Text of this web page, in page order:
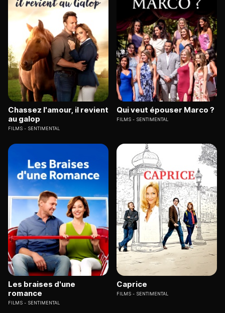
Chassez l'amour, il revient
au galop
FILMS SENTIMENTAL
Qui veut épouser Marco ?
FILMS SENTIMENTAL
Les braises d'une
romance
FILMS SENTIMENTAL
Caprice
FILMS SENTIMENTAL